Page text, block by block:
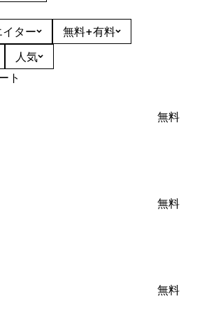
ター
無料+有料
人気
ト
無料
無料
無料